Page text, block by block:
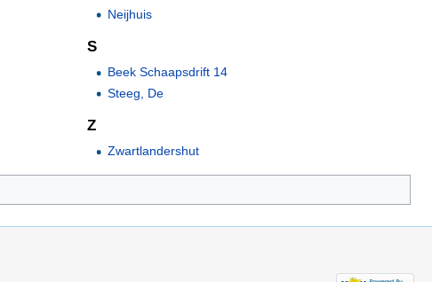
Neijhuis
S
Beek Schaapsdrift 14
Steeg, De
Z
Zwartlandershut